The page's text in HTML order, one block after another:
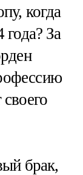
когда
года? За
брак,